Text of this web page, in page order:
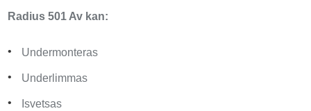
Radius 501 Av kan:
Undermonteras
Underlimmas
Isvetsas